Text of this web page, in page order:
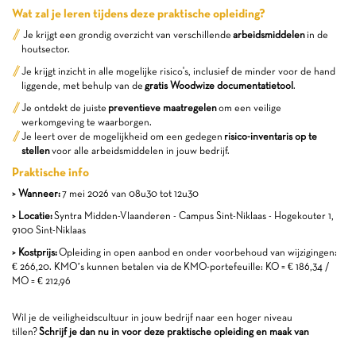
Wat zal je leren tijdens deze praktische opleiding?
Je krijgt een grondig overzicht van verschillende arbeidsmiddelenin de
houtsector.
Je krijgt inzicht in alle mogelijke risico's, inclusief de minder voor de hand
liggende, met behulp van de gratis Woodwize documentatietool .
Je ontdekt de juiste preventieve maatregelenom een veilige
werkomgeving te waarborgen.
Je leert over de mogelijkheid om een gedegen risico-inventaris op te
stellenvoor alle arbeidsmiddelen in jouw bedrijf.
Praktische info
> Wanneer:7 mei 2026 van 08u30 tot 12u30
> Locatie:Syntra Midden-Vlaanderen - Campus Sint-Niklaas - Hogekouter 1,
9100 Sint-Niklaas
> Kostprijs:Opleiding in open aanbod en onder voorbehoud van wijzigingen:
€ 266,20. KMO’s kunnen betalen via de KMO-portefeuille: KO = € 186,34 /
MO = € 212,96
Wil je de veiligheidscultuur in jouw bedrijf naar een hoger niveau
tillen?Schrijf je dan nu in voor deze praktische opleiding en maak van